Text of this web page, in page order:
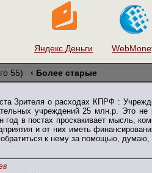
Яндекс.Деньги
55) ‹ Более старые
Зрителя о расходах КПРФ :
учреждений 25 млн.р. Это
в постах проскакивает мысль,
и от них иметь
к нему за помощью, думаю,